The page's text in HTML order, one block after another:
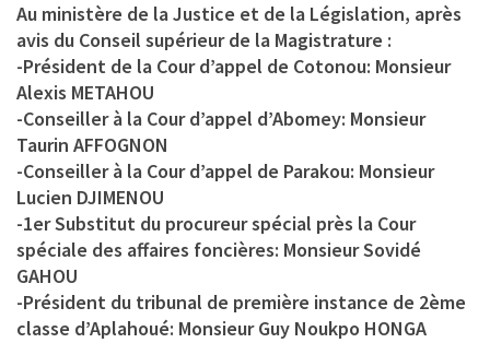
Au ministère de la Justice et de la Législation, après
avis du Conseil supérieur de la Magistrature :
-Président de la Cour d’appel de Cotonou: Monsieur
Alexis METAHOU
-Conseiller à la Cour d’appel d’Abomey: Monsieur
Taurin AFFOGNON
-Conseiller à la Cour d’appel de Parakou: Monsieur
Lucien DJIMENOU
-1er Substitut du procureur spécial près la Cour
spéciale des affaires foncières: Monsieur Sovidé
GAHOU
-Président du tribunal de première instance de 2ème
classe d’Aplahoué: Monsieur Guy Noukpo HONGA